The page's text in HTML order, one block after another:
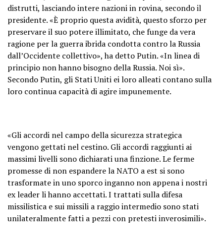
distrutti, lasciando intere nazioni in rovina, secondo il
presidente. «È proprio questa avidità, questo sforzo per
preservare il suo potere illimitato, che funge da vera
ragione per la guerra ibrida condotta contro la Russia
dall’Occidente collettivo», ha detto Putin. «In linea di
principio non hanno bisogno della Russia. Noi sì».
Secondo Putin, gli Stati Uniti ei loro alleati contano sulla
loro continua capacità di agire impunemente.
«Gli accordi nel campo della sicurezza strategica
vengono gettati nel cestino. Gli accordi raggiunti ai
massimi livelli sono dichiarati una finzione. Le ferme
promesse di non espandere la NATO a est si sono
trasformate in uno sporco inganno non appena i nostri
ex leader li hanno accettati. I trattati sulla difesa
missilistica e sui missili a raggio intermedio sono stati
unilateralmente fatti a pezzi con pretesti inverosimili».